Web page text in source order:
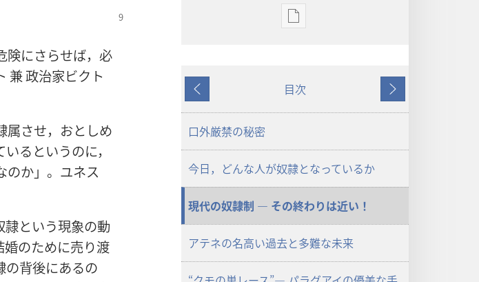
険にさらせば，必
兼 政治家ビクト
属させ，おとしめ
るというのに，
のか」。ユネス
隷という現象の動
のために売り渡
の背後にあるの
出
ダ
ウ
ド
オ
ショ
雑
誌
戻
る
目次
次
へ
口外厳禁の秘密
今日，どんな人が奴隷となっているか
現代の奴隷制 ― その終わりは近い！
アテネの名高い過去と多難な未来